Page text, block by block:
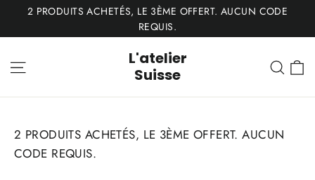
Passer2 PRODUITS ACHETÉS, LE 3ÈME OFFERT. AUCUN CODE
REQUIS.
L'atelier
Suisse
2 PRODUITS ACHETÉS, LE 3ÈME OFFERT. AUCUN
CODE REQUIS.